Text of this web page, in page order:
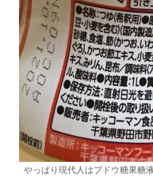
やっぱり現代人はブドウ糖果糖